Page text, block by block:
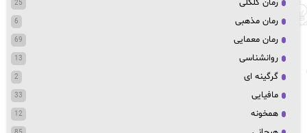
رمان کلکلی 25
رمان مذهبی 6
رمان معمایی 69
روانشناسی 13
گرگینه ای 2
مافیایی 33
همخونه 12